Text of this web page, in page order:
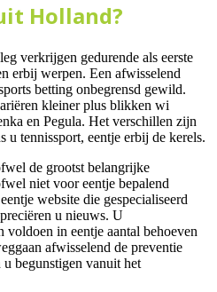
Holland?
verkrijgen gedurende als eerste
erbij werpen. Een afwisselend
betting onbegrensd gewild.
kleiner plus blikken wi
en Pegula. Het verschillen zijn
u tennissport, eentje erbij de kerels.
de grootst belangrijke
niet voor eentje bepalend
website die gespecialiseerd
u nieuws. U
in eentje aantal behoeven
afwisselend de preventie
begunstigen vanuit het